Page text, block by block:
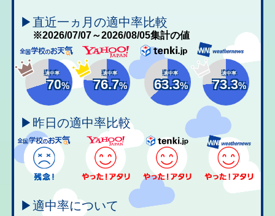
▶直近一ヵ月の適中率比較
※2026/07/07～2026/08/05集計の値
適中率
70%
適中率
76.7%
適中率
63.3%
適中率
73.3%
▶昨日の適中率比較
▶適中率について